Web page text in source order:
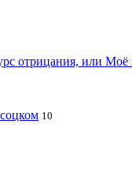
отрицания, или
10